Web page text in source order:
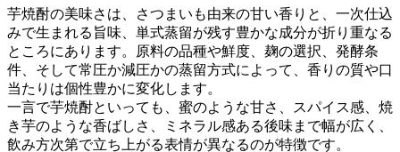
芋焼酎の美味さは、さつまいも由来の甘い香りと、一次仕込
みで生まれる旨味、単式蒸留が残す豊かな成分が折り重なる
ところにあります。原料の品種や鮮度、麹の選択、発酵条
件、そして常圧か減圧かの蒸留方式によって、香りの質や口
当たりは個性豊かに変化します。
一言で芋焼酎といっても、蜜のような甘さ、スパイス感、焼
き芋のような香ばしさ、ミネラル感ある後味まで幅が広く、
飲み方次第で立ち上がる表情が異なるのが特徴です。